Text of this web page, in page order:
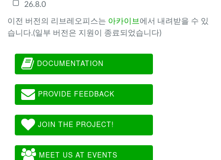
26.8.0
이전 버전의 리브레오피스는 아카이브 에서 내려받을 수 있
습니다.(일부 버전은 지원이 종료되었습니다)
DOCUMENTATION
PROVIDE FEEDBACK
JOIN THE PROJECT!
MEET US AT EVENTS